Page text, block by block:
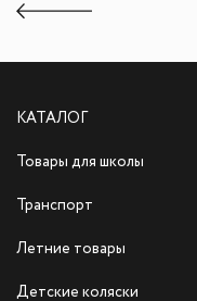
КАТАЛОГ
Товары для школы
Транспорт
Летние товары
Детские коляски